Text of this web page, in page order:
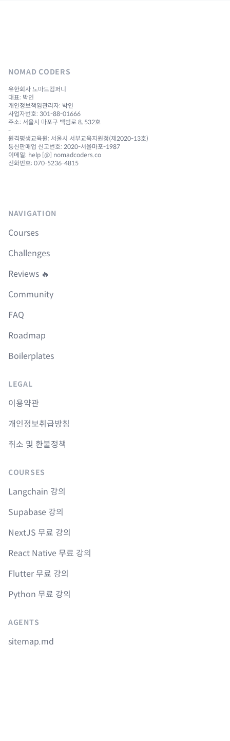
NOMAD CODERS
유한회사 노마드컴퍼니
대표: 박인
개인정보책임관리자: 박인
사업자번호: 301-88-01666
주소: 서울시 마포구 백범로 8, 532호
-
원격평생교육원: 서울시 서부교육지원청(제2020-13호)
통신판매업 신고번호: 2020-서울마포-1987
이메일: help [@] nomadcoders.co
전화번호: 070-5236-4815
NAVIGATION
Courses
Challenges
Reviews 🔥
Community
FAQ
Roadmap
Boilerplates
LEGAL
이용약관
개인정보취급방침
취소 및 환불정책
COURSES
Langchain 강의
Supabase 강의
NextJS 무료 강의
React Native 무료 강의
Flutter 무료 강의
Python 무료 강의
AGENTS
sitemap.md